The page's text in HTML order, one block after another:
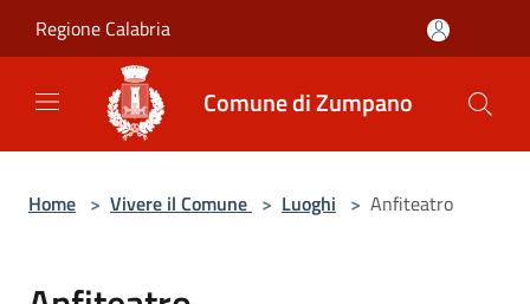
Regione Calabria
Comune di Zumpano
Home > Vivere il Comune > Luoghi > Anfiteatro